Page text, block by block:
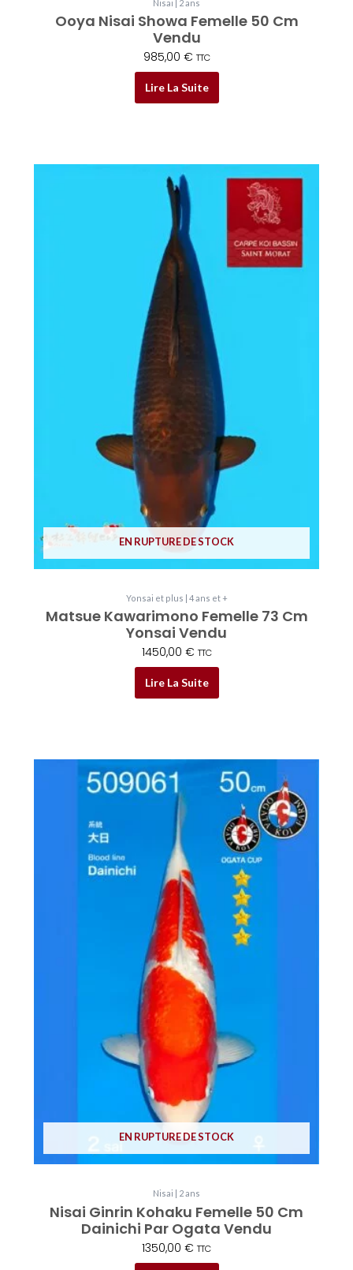
Nisai | 2 ans
Ooya Nisai Showa Femelle 50 Cm
Vendu
985,00 € TTC
Lire La Suite
EN RUPTURE DE STOCK
Yonsai et plus | 4 ans et +
Matsue Kawarimono Femelle 73 Cm
Yonsai Vendu
1450,00 € TTC
Lire La Suite
EN RUPTURE DE STOCK
Nisai | 2 ans
Nisai Ginrin Kohaku Femelle 50 Cm
Dainichi Par Ogata Vendu
1350,00 € TTC